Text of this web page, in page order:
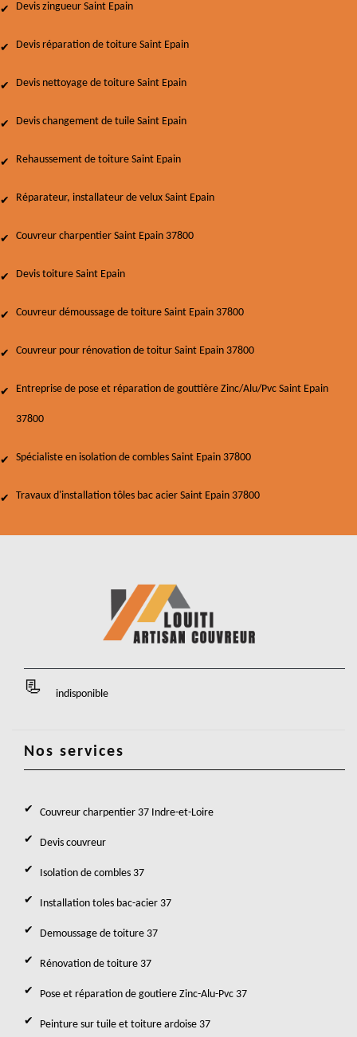
Devis zingueur Saint Epain
Devis réparation de toiture Saint Epain
Devis nettoyage de toiture Saint Epain
Devis changement de tuile Saint Epain
Rehaussement de toiture Saint Epain
Réparateur, installateur de velux Saint Epain
Couvreur charpentier Saint Epain 37800
Devis toiture Saint Epain
Couvreur démoussage de toiture Saint Epain 37800
Couvreur pour rénovation de toitur Saint Epain 37800
Entreprise de pose et réparation de gouttière Zinc/Alu/Pvc Saint Epain
37800
Spécialiste en isolation de combles Saint Epain 37800
Travaux d'installation tôles bac acier Saint Epain 37800
indisponible
Nos services
Couvreur charpentier 37 Indre-et-Loire
Devis couvreur
Isolation de combles 37
Installation toles bac-acier 37
Demoussage de toiture 37
Rénovation de toiture 37
Pose et réparation de goutiere Zinc-Alu-Pvc 37
Peinture sur tuile et toiture ardoise 37